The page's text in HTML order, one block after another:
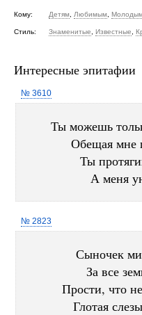
Кому: Детям Любимым
Стиль: Знаменитые Известные
Интересные эпитафии
№ 3610
Ты можешь
Обещая мне
Ты
А меня
№ 2823
Сыночек
За все
Прости, что
Глотая